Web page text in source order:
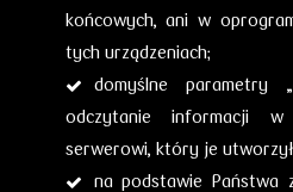
końcowych, ani w
tych urządzeniach;
domyślne parametry
odczytanie informacji
serwerowi, który je
na podstawie Państwa